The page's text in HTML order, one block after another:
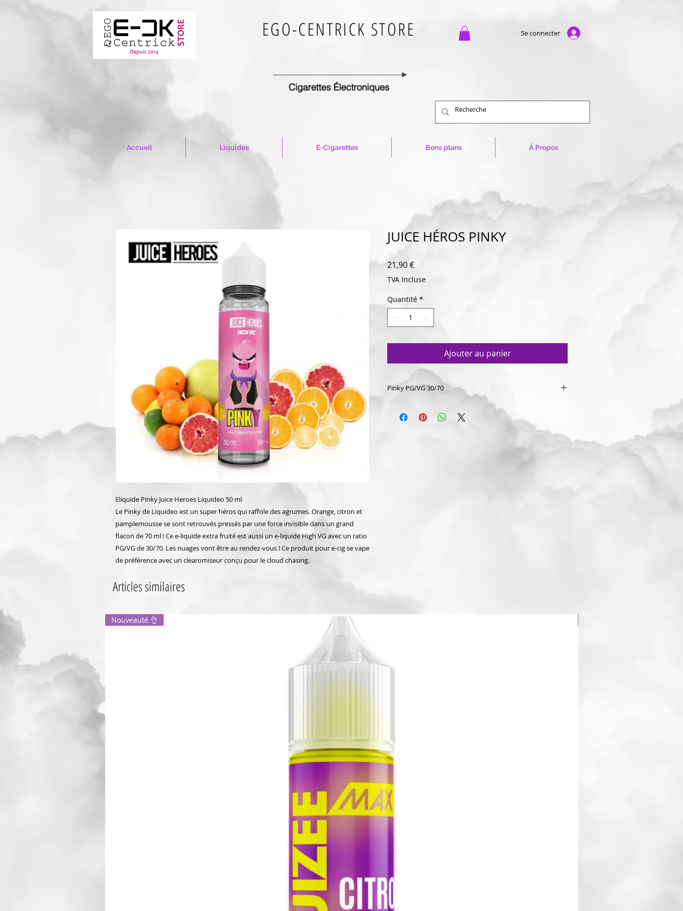
EGO-CENTRICK STORE Se connecter
Cigarettes Électroniques
Accueil Liquides E-Cigarettes Bons plans À Propos
Eliquide Pinky Juice Heroes Liquideo 50 ml
Le Pinky de Liquideo est un super héros qui raffole des agrumes. Orange, citron et
pamplemousse se sont retrouvés pressés par une force invisible dans un grand
flacon de 70 ml ! Ce e-liquide extra fruité est aussi un e-liquide High VG avec un ratio
PG/VG de 30/70. Les nuages vont être au rendez-vous ! Ce produit pour e-cig se vape
de préférence avec un clearomiseur conçu pour le cloud chasing.
JUICE HÉROS PINKY
21,90 €Prix
TVA Incluse
Quantité *
Ajouter au panier
Pinky PG/VG 30/70
collection Juice Heroes : pamplemousse, orange et
citron ont uni leurs forces pour vous procurer un
moment de vape inégalé. Légèrement frais et fruité,
Articles similaires
Nouveauté 👌